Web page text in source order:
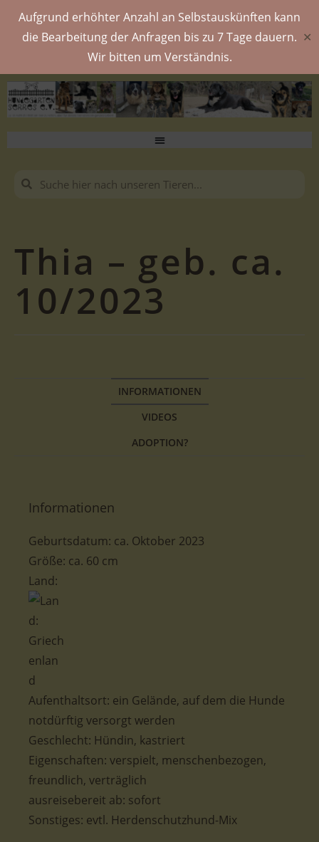
Aufgrund erhöhter Anzahl an Selbstauskünften kann
die Bearbeitung der Anfragen bis zu 7 Tage dauern.
Wir bitten um Verständnis.
✕
Thia – geb. ca.
10/2023
INFORMATIONEN
VIDEOS
ADOPTION?
Informationen
Geburtsdatum: ca. Oktober 2023
Größe: ca. 60 cm
Land:
Aufenthaltsort: ein Gelände, auf dem die Hunde
notdürftig versorgt werden
Geschlecht: Hündin, kastriert
Eigenschaften: verspielt, menschenbezogen,
freundlich, verträglich
ausreisebereit ab: sofort
Sonstiges: evtl. Herdenschutzhund-Mix